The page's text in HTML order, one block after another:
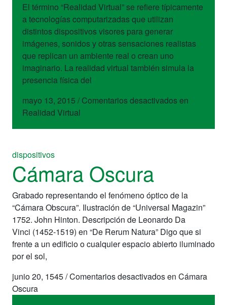
El término “Realidad Virtual” se refiere típicamente
a tecnologías computarizadas que utilizan
distintos dispositivos visores para generar
imágenes, sonidos y otras sensaciones realistas
que replican un ambiente real o crean uno
imaginario. La realidad virtual también simula la
presencia física del
mayo 13, 2015 / Comentarios desactivadosen
Realidad Virtual
dispositivos
Cámara Oscura
Grabado representando el fenómeno óptico de la
“Cámara Obscura”. Ilustración de “Universal Magazin”
1752. John Hinton. Descripción de Leonardo Da
Vinci (1452-1519) en “De Rerum Natura” Digo que si
frente a un edificio o cualquier espacio abierto iluminado
por el sol,
junio 20, 1545/Comentarios desactivadosen Cámara
Oscura